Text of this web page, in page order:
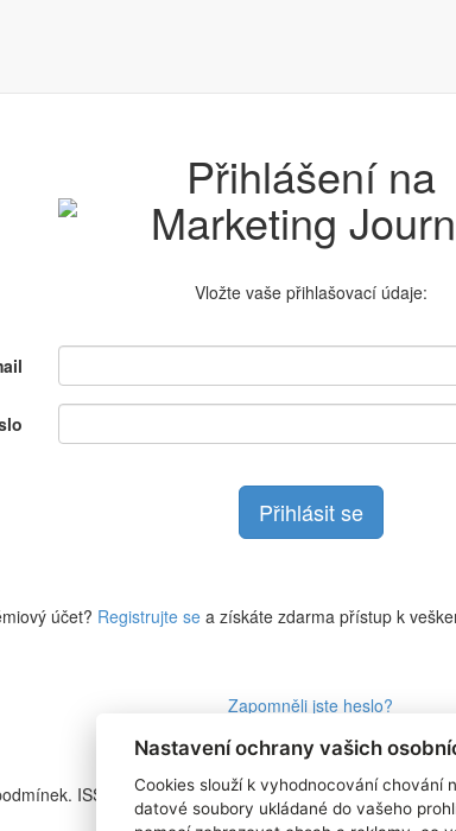
Přihlášení na
Vložte vaše přihlašovací údaje:
účet? Registrujte sea získáte zdarma přístup k
Zapomněli jste heslo?
ISSN
RSS 1
Štítky
Nastavení ochrany vašich
Cookies slouží k vyhodnocování chování
datové soubory ukládané do vašeho